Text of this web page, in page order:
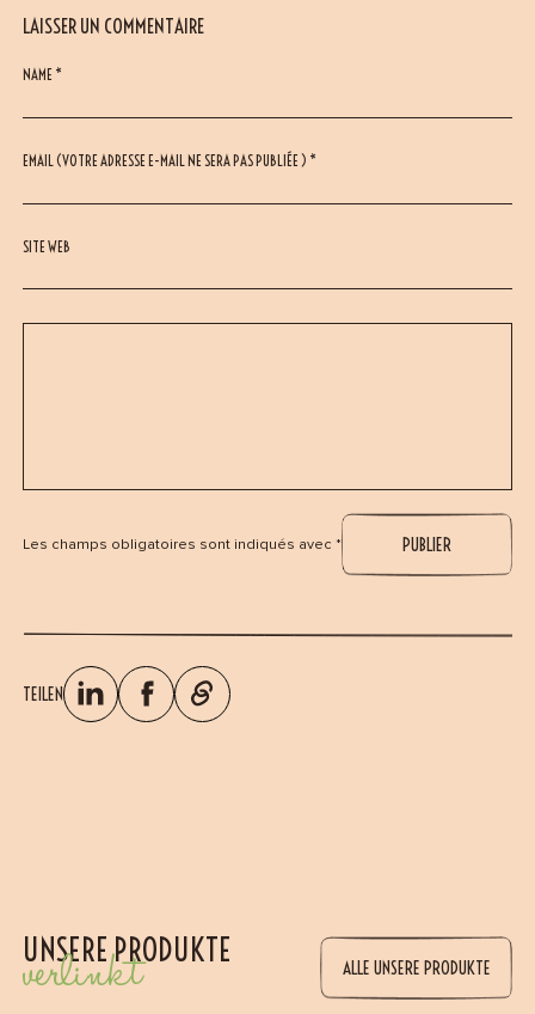
LAISSER UN COMMENTAIRE
NAME *
EMAIL (VOTRE ADRESSE E-MAIL NE SERA PAS PUBLIÉE ) *
SITE WEB
Les champs obligatoires sont indiqués avec *
TEILEN
UNSERE PRODUKTE
verlinkt ALLE UNSERE PRODUKTE